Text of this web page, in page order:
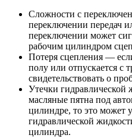
Сложности с
переключении передач
переключении может
рабочим цилиндром
Потеря сцепления —
полу или отпускается с
свидетельствовать о
Утечки гидравлической
масляные пятна под
цилиндре, то это может
гидравлической
цилиндра.